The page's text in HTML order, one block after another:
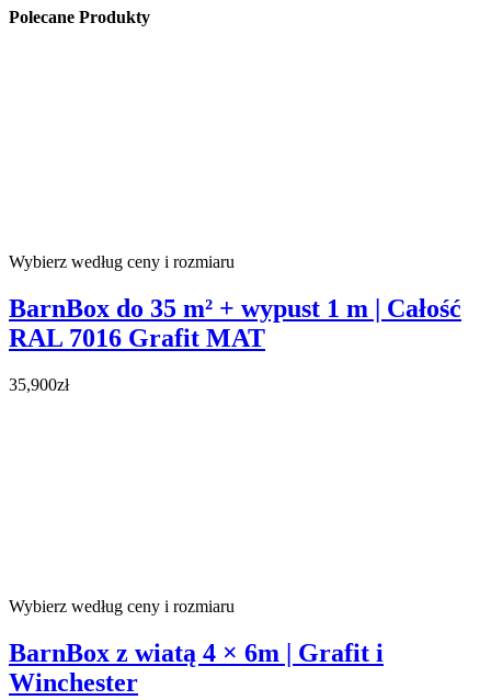
Polecane Produkty
Wybierz według ceny i rozmiaru
BarnBox do 35 m² + wypust 1 m | Całość
RAL 7016 Grafit MAT
35,900zł
Wybierz według ceny i rozmiaru
BarnBox z wiatą 4 × 6m | Grafit i
Winchester